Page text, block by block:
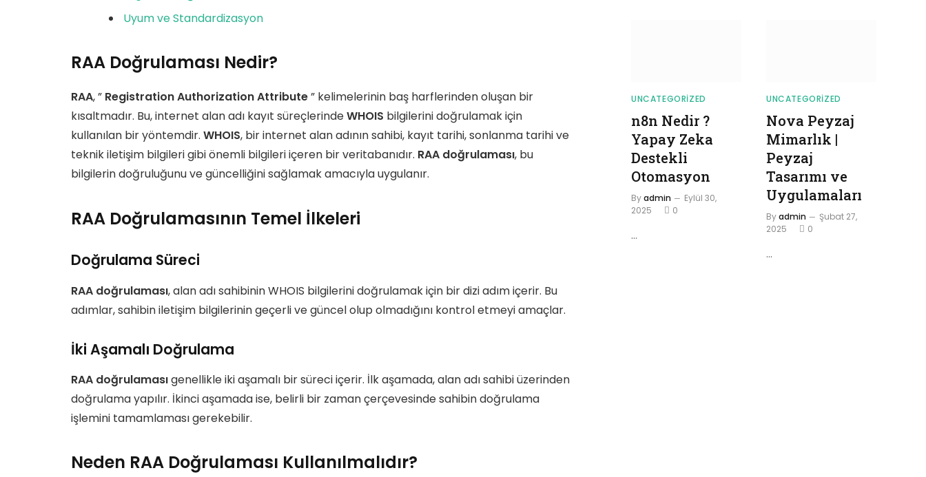
Uyum ve Standardizasyon
RAA Doğrulaması Nedir?
RAA, ” Registration Authorization Attribute” kelimelerinin baş harflerinden oluşan bir
kısaltmadır. Bu, internet alan adı kayıt süreçlerindeWHOIS bilgilerini doğrulamak için
kullanılan bir yöntemdir. WHOIS, bir internet alan adının sahibi, kayıt tarihi, sonlanma tarihi ve
teknik iletişim bilgileri gibi önemli bilgileri içeren bir veritabanıdır. RAA doğrulaması, bu
bilgilerin doğruluğunu ve güncelliğini sağlamak amacıyla uygulanır.
RAA Doğrulamasının Temel İlkeleri
Doğrulama Süreci
RAA doğrulaması, alan adı sahibinin WHOIS bilgilerini doğrulamak için bir dizi adım içerir. Bu
adımlar, sahibin iletişim bilgilerinin geçerli ve güncel olup olmadığını kontrol etmeyi amaçlar.
İki Aşamalı Doğrulama
RAA doğrulamasıgenellikle iki aşamalı bir süreci içerir. İlk aşamada, alan adı sahibi üzerinden
doğrulama yapılır. İkinci aşamada ise, belirli bir zaman çerçevesinde sahibin doğrulama
işlemini tamamlaması gerekebilir.
Neden RAA Doğrulaması Kullanılmalıdır?
UNCATEGORIZED
n8n Nedir ?
Yapay Zeka
Destekli
Otomasyon
Byadmin
Eylül 30,
2025
0
…
UNCATEGORIZED
Nova Peyzaj
Mimarlık |
Peyzaj
Tasarımı ve
Uygulamaları
Byadmin
Şubat 27,
2025
0
…